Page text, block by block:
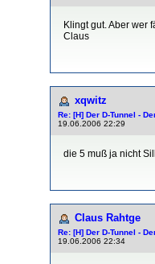
Klingt gut. Aber wer
Claus
xqwitz
Re: [H] Der D-Tunnel -
19.06.2006 22:29
die 5 muß ja nicht
Claus Rahtge
Re: [H] Der D-Tunnel -
19.06.2006 22:34